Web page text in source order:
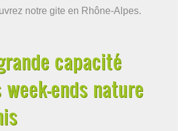
notre gite en Rhône-Alpes.
capacité
ends nature